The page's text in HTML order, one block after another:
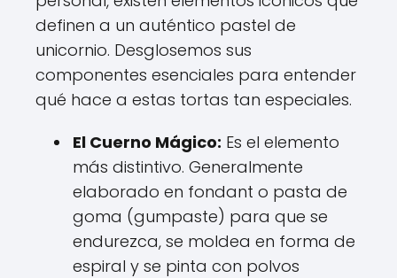
definen a un auténtico pastel de
unicornio. Desglosemos sus
componentes esenciales para entender
qué hace a estas tortas tan especiales.
El Cuerno Mágico: Es el elemento
más distintivo. Generalmente
elaborado en fondant o pasta de
goma (gumpaste) para que se
endurezca, se moldea en forma de
espiral y se pinta con polvos